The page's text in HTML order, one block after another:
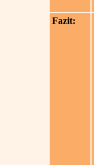
Fazit: